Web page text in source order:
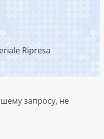
Ripresa
запросу, не